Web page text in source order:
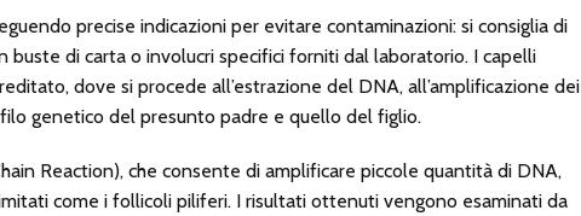
precise indicazioni per evitare contaminazioni: si consiglia di
di carta o involucri specifici forniti dal laboratorio. I capelli
dove si procede all’estrazione del DNA, all’amplificazione dei
genetico del presunto padre e quello del figlio.
Reaction), che consente di amplificare piccole quantità di DNA,
come i follicoli piliferi. I risultati ottenuti vengono esaminati da